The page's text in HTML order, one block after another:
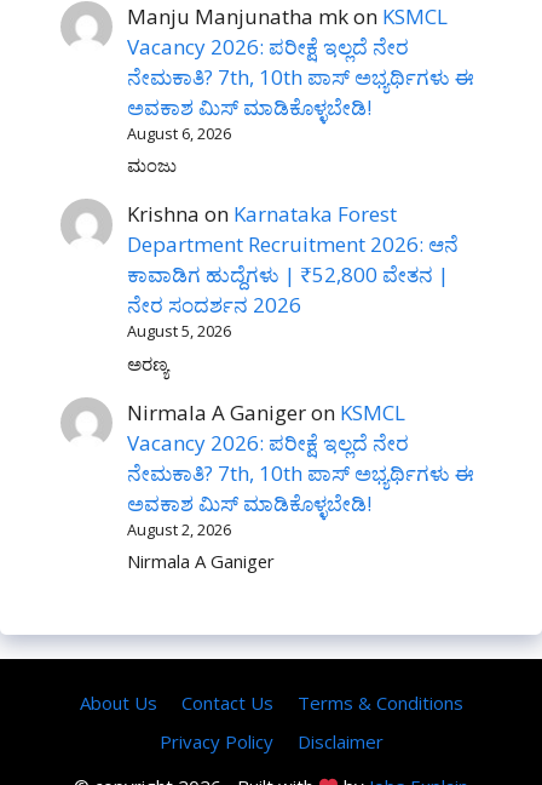
Manju Manjunatha mkon KSMCL
Vacancy 2026: ಪರೀಕ್ಷೆ ಇಲ್ಲದೆ ನೇರ
ನೇಮಕಾತಿ? 7th, 10th ಪಾಸ್ ಅಭ್ಯರ್ಥಿಗಳು ಈ
ಅವಕಾಶ ಮಿಸ್ ಮಾಡಿಕೊಳ್ಳಬೇಡಿ!
August 6, 2026
ಮಂಜು
Krishna on Karnataka Forest
Department Recruitment 2026: ಆನೆ
ಕಾವಾಡಿಗ ಹುದ್ದೆಗಳು | ₹52,800 ವೇತನ |
ನೇರ ಸಂದರ್ಶನ 2026
August 5, 2026
ಅರಣ್ಯ
Nirmala A Ganigeron KSMCL
Vacancy 2026: ಪರೀಕ್ಷೆ ಇಲ್ಲದೆ ನೇರ
ನೇಮಕಾತಿ? 7th, 10th ಪಾಸ್ ಅಭ್ಯರ್ಥಿಗಳು ಈ
ಅವಕಾಶ ಮಿಸ್ ಮಾಡಿಕೊಳ್ಳಬೇಡಿ!
August 2, 2026
Nirmala A Ganiger
About Us Contact Us
Terms & Conditions
Privacy Policy
Disclaimer